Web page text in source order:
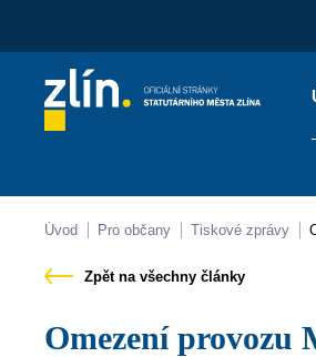
Kontakty
Úvod Pro občany Tiskové zprávy
Zpět na všechny články
Omezení provozu Magistrátu města Zlína od 12. do 25.